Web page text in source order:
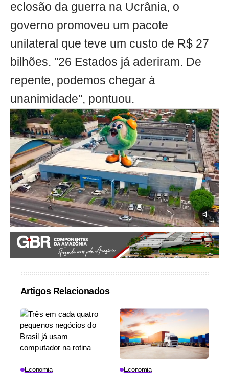
eclosão da guerra na Ucrânia, o
governo promoveu um pacote
unilateral que teve um custo de R$ 27
bilhões. "26 Estados já aderiram. De
repente, podemos chegar à
unanimidade", pontuou.
Artigos Relacionados
Economia Economia